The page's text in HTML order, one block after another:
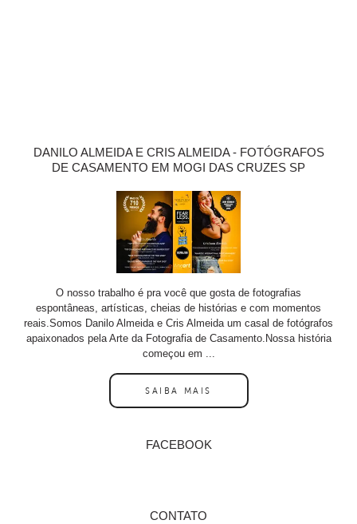
DANILO ALMEIDA E CRIS ALMEIDA - FOTÓGRAFOS
DE CASAMENTO EM MOGI DAS CRUZES SP
O nosso trabalho é pra você que gosta de fotografias
espontâneas, artísticas, cheias de histórias e com momentos
reais.Somos Danilo Almeida e Cris Almeida um casal de fotógrafos
apaixonados pela Arte da Fotografia de Casamento.Nossa história
começou em ...
SAIBA MAIS
FACEBOOK
CONTATO